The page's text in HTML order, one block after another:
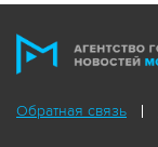
Обратная связь